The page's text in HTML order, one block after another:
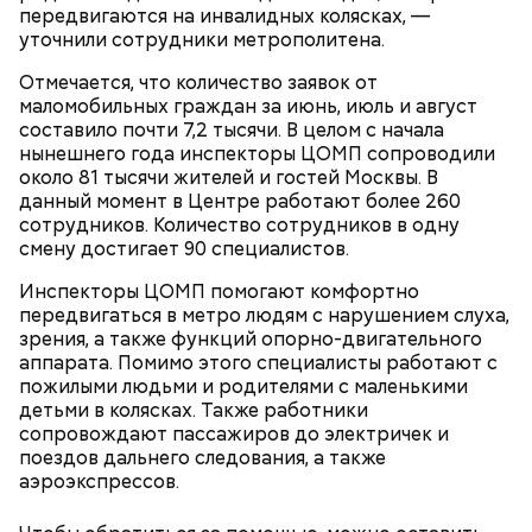
передвигаются на инвалидных колясках, —
уточнили сотрудники метрополитена.
Отмечается, что количество заявок от
маломобильных граждан за июнь, июль и август
составило почти 7,2 тысячи. В целом с начала
нынешнего года инспекторы ЦОМП сопроводили
около 81 тысячи жителей и гостей Москвы. В
данный момент в Центре работают более 260
сотрудников. Количество сотрудников в одну
смену достигает 90 специалистов.
Инспекторы ЦОМП помогают комфортно
передвигаться в метро людям с нарушением слуха,
зрения, а также функций опорно-двигательного
аппарата. Помимо этого специалисты работают с
пожилыми людьми и родителями с маленькими
детьми в колясках. Также работники
сопровождают пассажиров до электричек и
поездов дальнего следования, а также
аэроэкспрессов.
До конца года запланировано сдать 4 поликлиники
на 2140 посещений в смену, больница, подстанция
скорой медицинской помощи и инженерный
объект.
точкой зрения редакции «Вечерней Москвы»
На Руси святителя Николая издавна считали
покровителем моряков, купцов и детей. Ему
молились и земледельцы — о хорошей погоде, о
добром урожае. Была поговорка: «Кто Николая
любит, кто Николаю служит, тому святой Николай
во всякий час помогает».
святителю Николаю о благополучном замужестве
дочерей.
500 г помидоров;
150 г шпината;
50 г лиственного салата;
зелень петрушки, укропа;
1/2 стакана растительного масла;
100 г муки;
уксус по вкусу;
30 г сахара.
минут. Листья шпината или салата можно заменить
ботвой свеклы. Полученный соус заправить солью,
виде, посыпать их рубленым укропом.